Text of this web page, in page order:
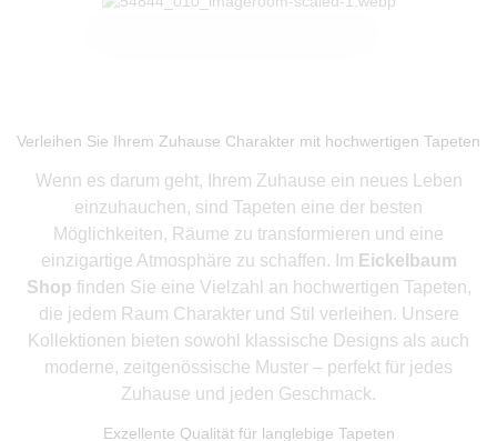
Verleihen Sie Ihrem Zuhause Charakter mit hochwertigen Tapeten
Wenn es darum geht, Ihrem Zuhause ein neues Leben
einzuhauchen, sind Tapeten eine der besten
Möglichkeiten, Räume zu transformieren und eine
einzigartige Atmosphäre zu schaffen. Im Eickelbaum
Shop finden Sie eine Vielzahl an hochwertigen Tapeten,
die jedem Raum Charakter und Stil verleihen. Unsere
Kollektionen bieten sowohl klassische Designs als auch
moderne, zeitgenössische Muster – perfekt für jedes
Zuhause und jeden Geschmack.
Exzellente Qualität für langlebige Tapeten